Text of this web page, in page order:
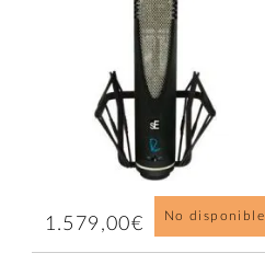
1.579,00€ No disponible